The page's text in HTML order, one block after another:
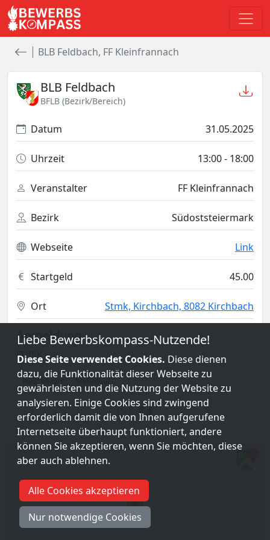
BLB Feldbach, FF Kleinfrannach
BLB Feldbach
BFLB (Bezirk/Bereich)
Datum 31.05.2025
Uhrzeit 13:00- 18:00
Veranstalter FF Kleinfrannach
Bezirk Südoststeiermark
Webseite Link
Startgeld 45.00
Ort Stmk, Kirchbach, 8082 Kirchbach
Anmeldung
FDISK
Parallelstart
Liebe Bewerbskompass-Nutzende!
Diese Seite verwendet Cookies. Diese dienen
dazu, die Funktionalität dieser Webseite zu
gewährleisten und die Nutzung der Website zu
analysieren. Einige Cookies sind zwingend
erforderlich damit die von Ihnen aufgerufene
Internetseite überhaupt funktioniert, andere
können Sie akzeptieren, wenn Sie möchten, diese
aber auch ablehnen.
Alle Cookies akzeptieren
Nur notwendige Cookies